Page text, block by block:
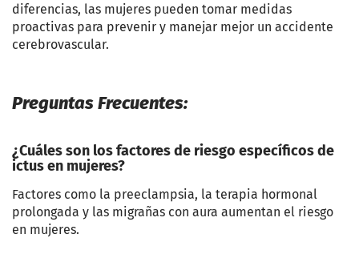
diferencias, las mujeres pueden tomar medidas
proactivas para prevenir y manejar mejor un accidente
cerebrovascular.
Preguntas Frecuentes:
¿Cuáles son los factores de riesgo específicos de
ictus en mujeres?
Factores como la preeclampsia, la terapia hormonal
prolongada y las migrañas con aura aumentan el riesgo
en mujeres.